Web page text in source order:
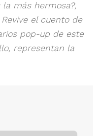
la más hermosa?,
el cuento de
pop-up de este
representan la